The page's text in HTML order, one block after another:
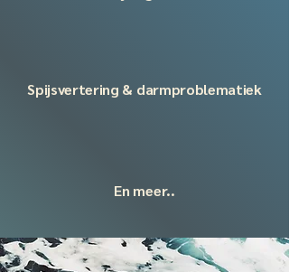
Spijsvertering & darmproblematiek
En meer..